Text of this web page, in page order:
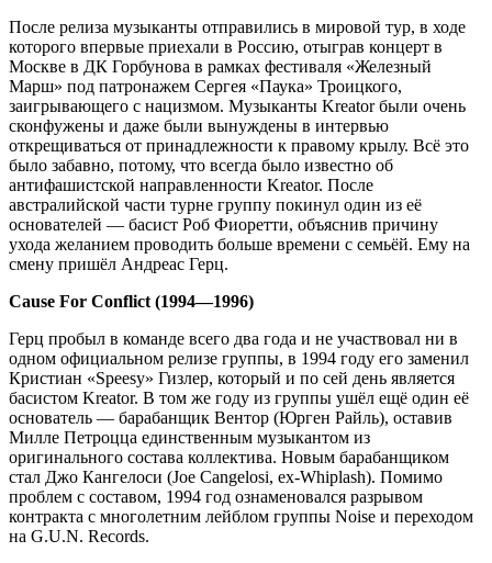
После релиза музыканты отправились в мировой тур, в ходе
которого впервые приехали в Россию, отыграв концерт в
Москве в ДК Горбунова в рамках фестиваля «Железный
Марш» под патронажем Сергея «Паука» Троицкого,
заигрывающего с нацизмом. Музыканты Kreator были очень
сконфужены и даже были вынуждены в интервью
открещиваться от принадлежности к правому крылу. Всё это
было забавно, потому, что всегда было известно об
антифашистской направленности Kreator. После
австралийской части турне группу покинул один из её
основателей — басист Роб Фиоретти, объяснив причину
ухода желанием проводить больше времени с семьёй. Ему на
смену пришёл Андреас Герц.
Cause For Conflict (1994—1996)
Герц пробыл в команде всего два года и не участвовал ни в
одном официальном релизе группы, в 1994 году его заменил
Кристиан «Speesy» Гизлер, который и по сей день является
басистом Kreator. В том же году из группы ушёл ещё один её
основатель — барабанщик Вентор (Юрген Райль), оставив
Милле Петроцца единственным музыкантом из
оригинального состава коллектива. Новым барабанщиком
стал Джо Кангелоси (Joe Cangelosi, ex-Whiplash). Помимо
проблем с составом, 1994 год ознаменовался разрывом
контракта с многолетним лейблом группы Noise и переходом
на G.U.N. Records.